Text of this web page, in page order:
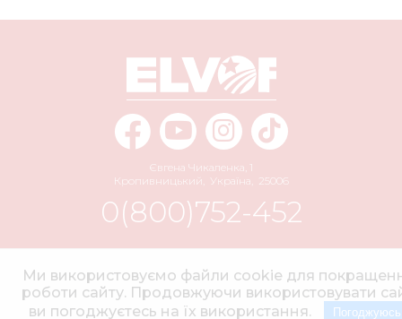
Євгена Чикаленка, 1
Кропивницький
Україна 25006
0(800)752-452
info@elvorti.com
Ми використовуємо файли cookie для
роботи сайту. Продовжуючи використовувати
ви погоджуєтесь на їх використання.
Погоджуюсь